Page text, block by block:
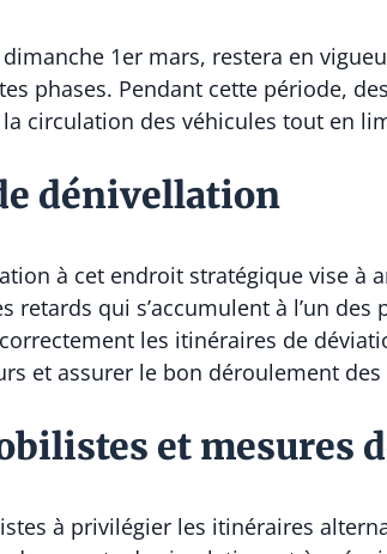
1er mars, restera en
phases. Pendant cette période,
circulation des véhicules tout en
dénivellation
à cet endroit stratégique vise
retards qui s’accumulent à l’un
les itinéraires de
et assurer le bon déroulement des
et mesures
à privilégier les itinéraires